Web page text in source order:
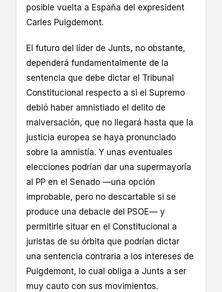
posible vuelta a España del expresident
Carles Puigdemont.
El futuro del líder de Junts, no obstante,
dependerá fundamentalmente de la
sentencia que debe dictar el Tribunal
Constitucional respecto a si el Supremo
debió haber amnistiado el delito de
malversación, que no llegará hasta que la
justicia europea se haya pronunciado
sobre la amnistía. Y unas eventuales
elecciones podrían dar una supermayoría
al PP en el Senado —una opción
improbable, pero no descartable si se
produce una debacle del PSOE— y
permitirle situar en el Constitucional a
juristas de su órbita que podrían dictar
una sentencia contraria a los intereses de
Puigdemont, lo cual obliga a Junts a ser
muy cauto con sus movimientos.